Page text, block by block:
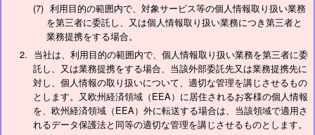
利用目的の範囲内で、対象サービス等の個人情報取り扱い業務
を第三者に委託し、又は個人情報取り扱い業務につき第三者と
業務提携をする場合。
当社は、利用目的の範囲内で、個人情報取り扱い業務を第三者に委
託し、又は業務提携をする場合、当該外部委託先又は業務提携先に
対し、個人情報の取り扱いについて、適切な管理を講じさせるもの
とします。又欧州経済領域（EEA）に居住されるお客様の個人情報
を、欧州経済領域（EEA）外に転送する場合は、当該領域で適用さ
れるデータ保護法と同等の適切な管理を講じさせるものとします。